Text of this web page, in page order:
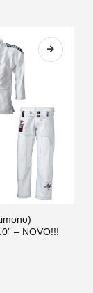
– NOVO!!!